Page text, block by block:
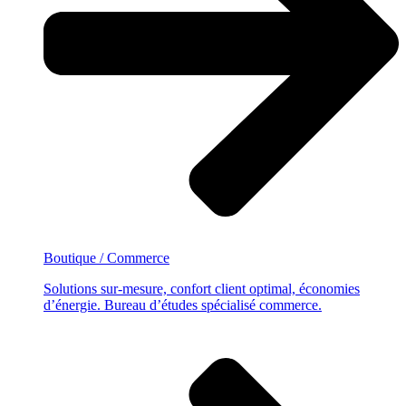
Boutique / Commerce
Solutions sur-mesure, confort client optimal, économies
d’énergie. Bureau d’études spécialisé commerce.